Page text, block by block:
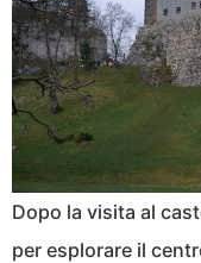
Dopo la visita al
per esplorare il